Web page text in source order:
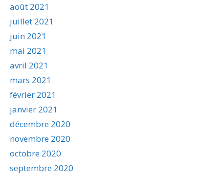
août 2021
juillet 2021
juin 2021
mai 2021
avril 2021
mars 2021
février 2021
janvier 2021
décembre 2020
novembre 2020
octobre 2020
septembre 2020